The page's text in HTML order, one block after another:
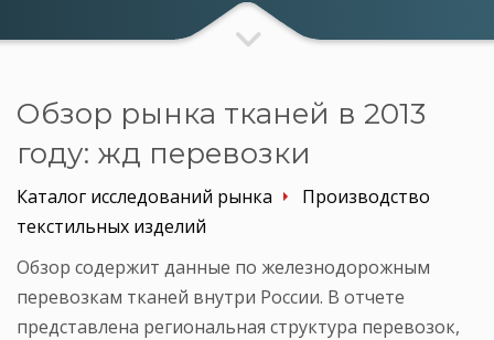
Обзор рынка тканей в 2013
году: жд перевозки
Каталог исследований рынка
Производство
текстильных изделий
Обзор содержит данные по железнодорожным
перевозкам тканей внутри России. В отчете
представлена региональная структура перевозок,